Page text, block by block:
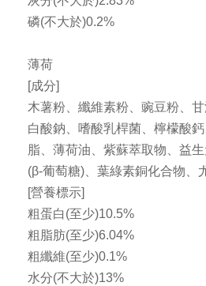
磷(不大於)0.2%
薄荷
[成分]
木薯粉、纖維素粉、豌豆粉、
白酸鈉、嗜酸乳桿菌、檸檬酸
脂、薄荷油、紫蘇萃取物、益
(β-葡萄糖)、葉綠素銅化合物、
[營養標示]
粗蛋白(至少)10.5%
粗脂肪(至少)6.04%
粗纖維(至少)0.1%
水分(不大於)13%